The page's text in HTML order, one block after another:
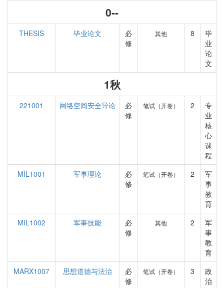
0--
THESIS 毕业论文
必
修
其他 8
毕
业
论
文
1秋
221001 网络空间安全导论
必
修
笔试（开卷） 2
专
业
核
心
课
程
MIL1001
军事理论
必
修
笔试（开卷） 2
军
事
教
育
MIL1002
军事技能
必
修
其他 2
军
事
教
育
MARX1007
思想道德与法治
必
修
笔试（开卷） 3
政
治